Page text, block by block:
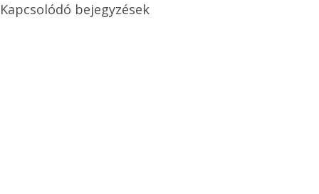
Kapcsolódó bejegyzések